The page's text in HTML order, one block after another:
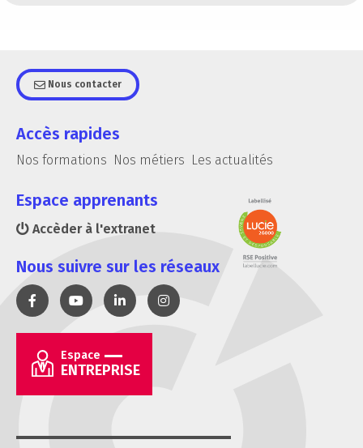
Nous contacter
Accès rapides
Nos formations Nos métiers Les actualités
Espace apprenants
Accèder à l'extranet
Nous suivre sur les réseaux
Espace
ENTREPRISE